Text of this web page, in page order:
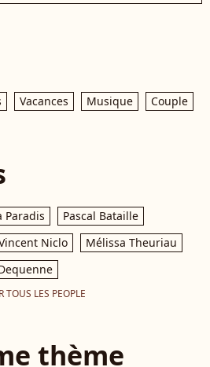
Vacances Musique Couple
Paradis
Pascal Bataille
Niclo
Mélissa Theuriau
TOUS LES PEOPLE
thème